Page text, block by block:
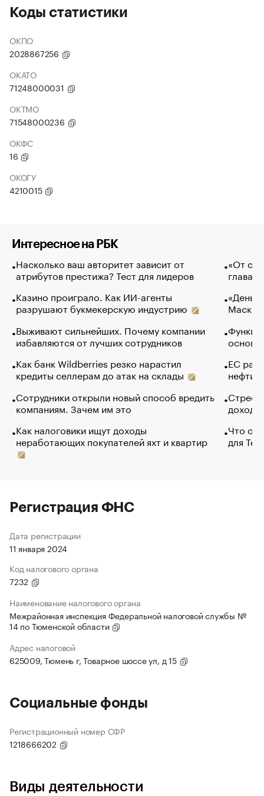
Коды статистики
ОКПО
2028867256
ОКАТО
71248000031
ОКТМО
71548000236
ОКФС
16
ОКОГУ
4210015
Интересное на РБК
Насколько ваш авторитет зависит от
атрибутов престижа? Тест для лидеров
Казино проиграло. Как ИИ-агенты
разрушают букмекерскую индустрию
Выживают сильнейших. Почему компании
избавляются от лучших сотрудников
Как банк Wildberries резко нарастил
кредиты селлерам до атак на склады
Сотрудники открыли новый способ вредить
компаниям. Зачем им это
Как налоговики ищут доходы
неработающих покупателей яхт и квартир
«От
глава
Маск в
основ
ЕС
нефти
Что
для
Регистрация ФНС
Дата регистрации
11 января 2024
Код налогового органа
7232
Наименование налогового органа
Межрайонная инспекция Федеральной налоговой службы №
14 по Тюменской области
Адрес налоговой
625009, Тюмень г, Товарное шоссе ул, д 15
Социальные фонды
Регистрационный номер СФР
1218666202
Виды деятельности